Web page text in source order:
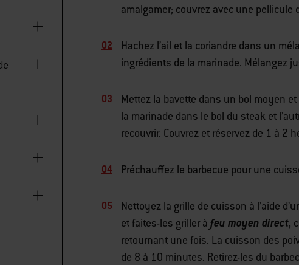
amalgamer; couvrez avec une pellicule
Hachez l’ail et la coriandre dans un
ingrédients de la marinade. Mélangez
Mettez la bavette dans un bol moyen
la marinade dans le bol du steak et
recouvrir. Couvrez et réservez de 1 à 2
Préchauffez le barbecue pour une
Nettoyez la grille de cuisson à l’aide
et faites-les griller à feu moyen direct,
retournant une fois. La cuisson des
de 8 à 10 minutes. Retirez-les du